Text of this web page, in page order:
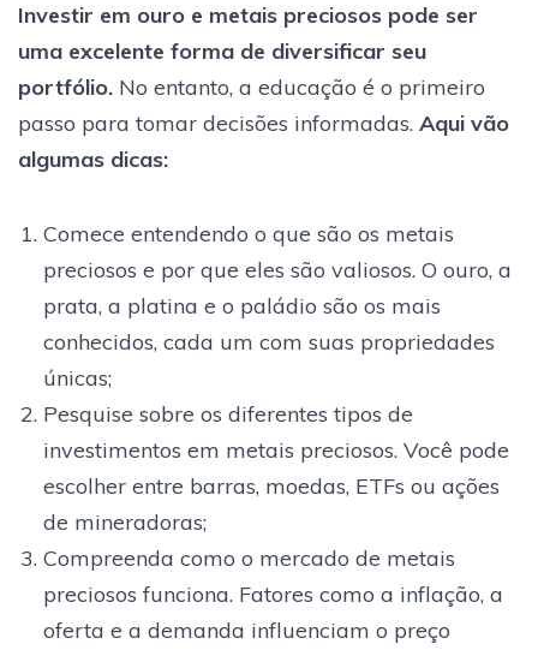
Investir em ouro e metais preciosos pode ser
uma excelente forma de diversificar seu
portfólio. No entanto, a educação é o primeiro
passo para tomar decisões informadas. Aqui vão
algumas dicas:
Comece entendendo o que são os metais
preciosos e por que eles são valiosos. O ouro, a
prata, a platina e o paládio são os mais
conhecidos, cada um com suas propriedades
únicas;
Pesquise sobre os diferentes tipos de
investimentos em metais preciosos. Você pode
escolher entre barras, moedas, ETFs ou ações
de mineradoras;
Compreenda como o mercado de metais
preciosos funciona. Fatores como a inflação, a
oferta e a demanda influenciam o preço